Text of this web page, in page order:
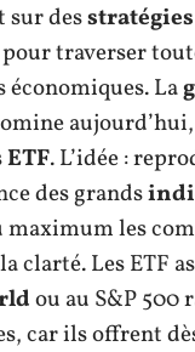
sur des
traverser
économiques. La
ETF. L’idée :
des grands
maximum les
clarté. Les ETF
ou au S&P 500
car ils offrent